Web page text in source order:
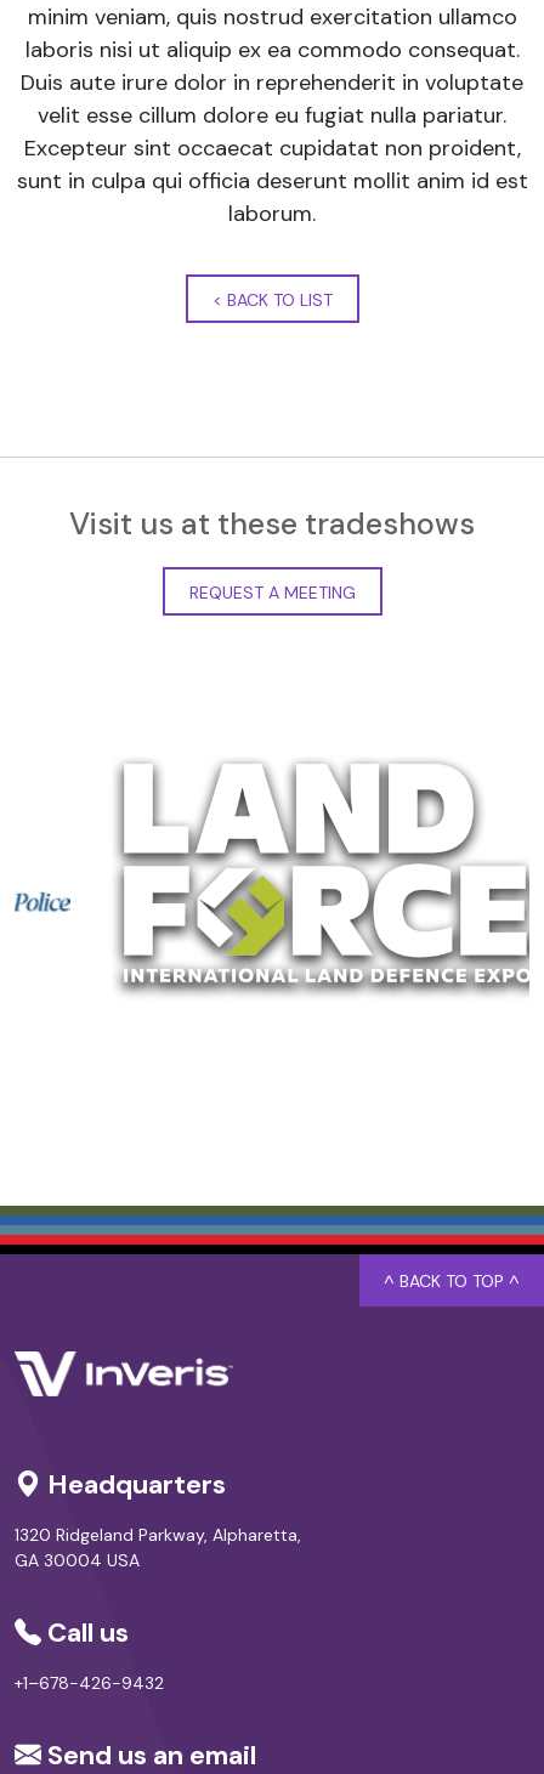
minim veniam, quis nostrud exercitation ullamco
laboris nisi ut aliquip ex ea commodo consequat.
Duis aute irure dolor in reprehenderit in voluptate
velit esse cillum dolore eu fugiat nulla pariatur.
Excepteur sint occaecat cupidatat non proident,
sunt in culpa qui officia deserunt mollit anim id est
laborum.
< BACK TO LIST
Visit us at these tradeshows
REQUEST A MEETING
Headquarters
1320 Ridgeland Parkway, Alpharetta,
GA 30004 USA
Call us
+1–678-426-9432
Send us an email
^ BACK TO TOP ^